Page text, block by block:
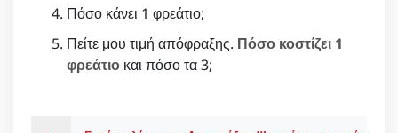
Πόσο κάνει 1 φρεάτιο;
Πείτε μου τιμή απόφραξης. Πόσο κοστίζει 1
φρεάτιο και πόσο τα 3;